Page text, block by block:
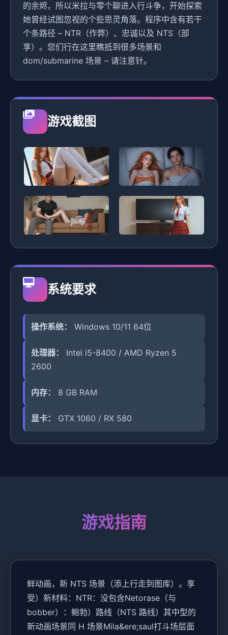
的余烬，所以米拉与零个聊进入行斗争，开始探索
她曾经试图忽视的个些思灵角落。程序中含有若干
个条路径 – NTR（作弊）、忠诚以及 NTS（部
享）。您们行在这里瞧抵到很多场景和
dom/submarine 场景 – 请注意针。
游戏截图
系统要求
操作系统： Windows 10/11 64位
处理器：
Intel i5-8400 / AMD Ryzen 5
2600
内存： 8 GB RAM
显卡： GTX 1060 / RX 580
游戏指南
鲜动画，新 NTS 场景（添上行走到图库）。享
受）新材料：NTR：没包含Netorase（与
bobber）：鲍勃）路线（NTS 路线）其中型的
新动画场景同 H 场景Mila&ere;saul打斗场层面